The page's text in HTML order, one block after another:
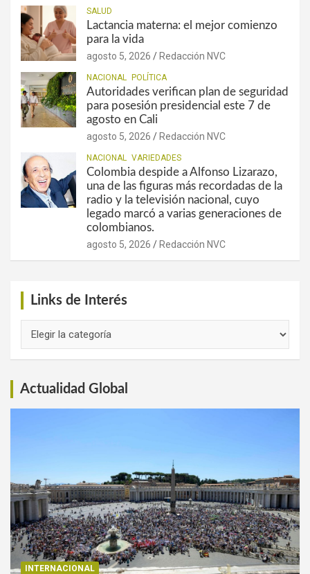
SALUD
Lactancia materna: el mejor comienzo
para la vida
agosto 5, 2026 Redacción NVC
NACIONAL POLÍTICA
Autoridades verifican plan de seguridad
para posesión presidencial este 7 de
agosto en Cali
agosto 5, 2026 Redacción NVC
NACIONAL VARIEDADES
Colombia despide a Alfonso Lizarazo,
una de las figuras más recordadas de la
radio y la televisión nacional, cuyo
legado marcó a varias generaciones de
colombianos.
agosto 5, 2026 Redacción NVC
Links de Interés
Actualidad Global
INTERNACIONAL